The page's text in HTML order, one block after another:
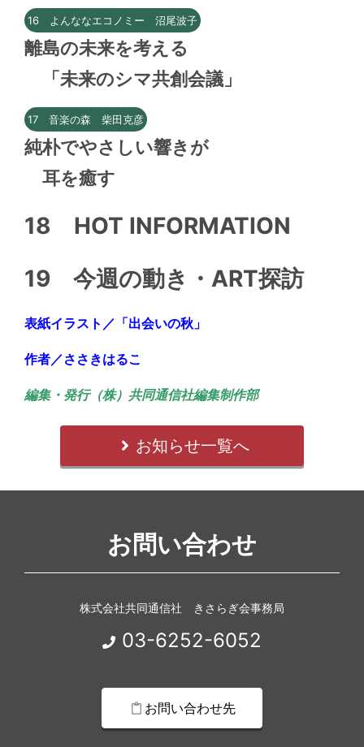
16 よんななエコノミー 沼尾波子
離島の未来を考える
「未来のシマ共創会議」
17 音楽の森 柴田克彦
純朴でやさしい響きが
耳を癒す
18 HOT INFORMATION
19 今週の動き・ART探訪
表紙イラスト／「出会いの秋」
作者／ささきはるこ
編集・発行（株）共同通信社編集制作部
お知らせ一覧へ
お問い合わせ
株式会社共同通信社 きさらぎ会事務局
03-6252-6052
お問い合わせ先